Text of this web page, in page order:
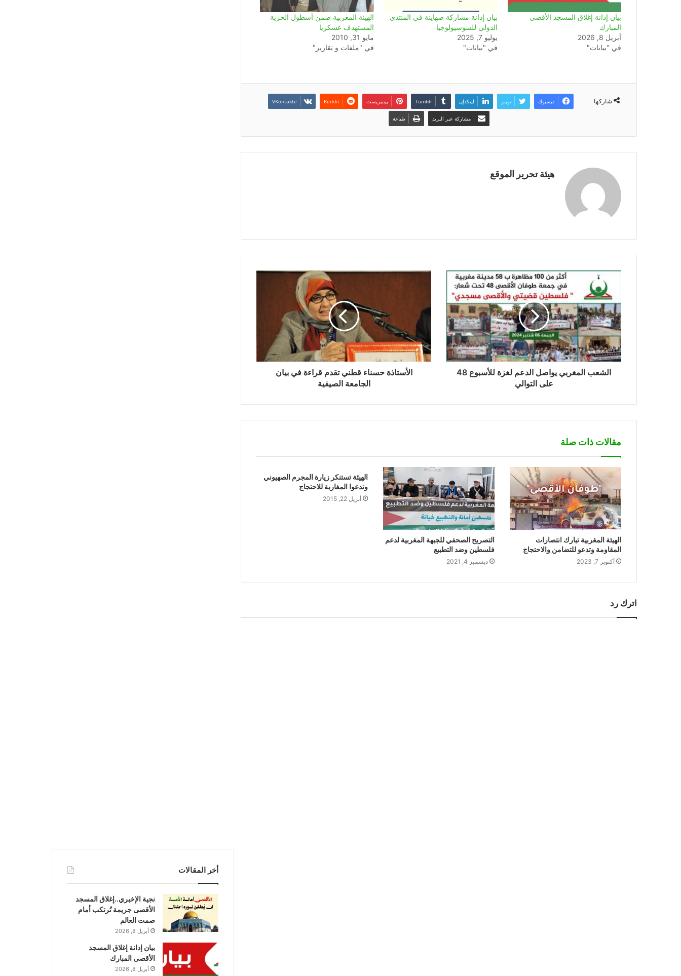
بيان إدانة إغلاق المسجد الأقصى
المبارك
أبريل 8, 2026
في "بيانات"
بيان إدانة مشاركة صهاينة في المنتدى
الدولي للسوسيولوجيا
يوليو 7, 2025
في "بيانات"
الهيئة المغربية ضمن أسطول الحرية
المستهدف عسكريا
مايو 31, 2010
في "ملفات و تقارير"
شاركها فيسبوك تويتر لينكدإن بينتيريست
مشاركة عبر البريد طباعة
هيئة تحرير الموقع
الشعب المغربي يواصل الدعم لغزة للأسبوع 48
على التوالي
الأستاذة حسناء قطني تقدم قراءة في بيان
الجامعة الصيفية
مقالات ذات صلة
الهيئة المغربية تبارك انتصارات
المقاومة وتدعو للتضامن والاحتجاج
أكتوبر 7, 2023
التصريح الصحفي للجبهة المغربية لدعم
فلسطين وضد التطبيع
ديسمبر 4, 2021
الهيئة تستنكر زيارة المجرم الصهيوني
وتدعوا المغاربة للاحتجاج
أبريل 22, 2015
اترك رد
أخر المقالات
نجية الإخبري..إغلاق المسجد
الأقصى جريمة تُرتكب أمام
صمت العالم
أبريل 8, 2026
بيان إدانة إغلاق المسجد
الأقصى المبارك
أبريل 8, 2026